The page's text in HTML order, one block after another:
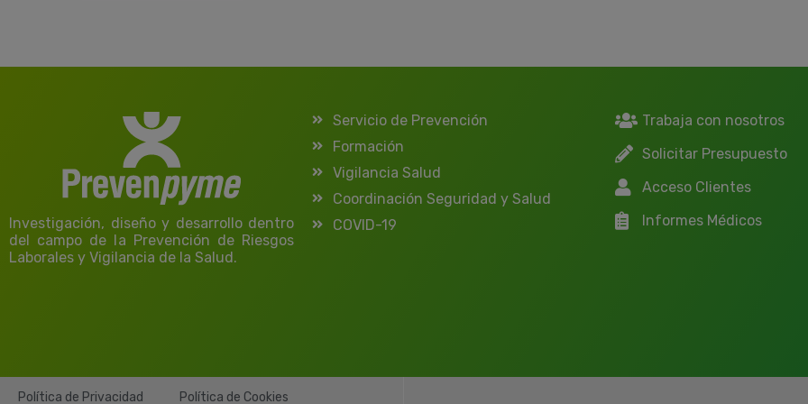
Investigación, diseño y desarrollo dentro
del campo de la Prevención de Riesgos
Laborales y Vigilancia de la Salud.
Servicio de Prevención
Formación
Vigilancia Salud
Coordinación Seguridad y Salud
COVID-19
Trabaja con nosotros
Solicitar Presupuesto
Acceso Clientes
Informes Médicos
Política de Privacidad Política de Cookies